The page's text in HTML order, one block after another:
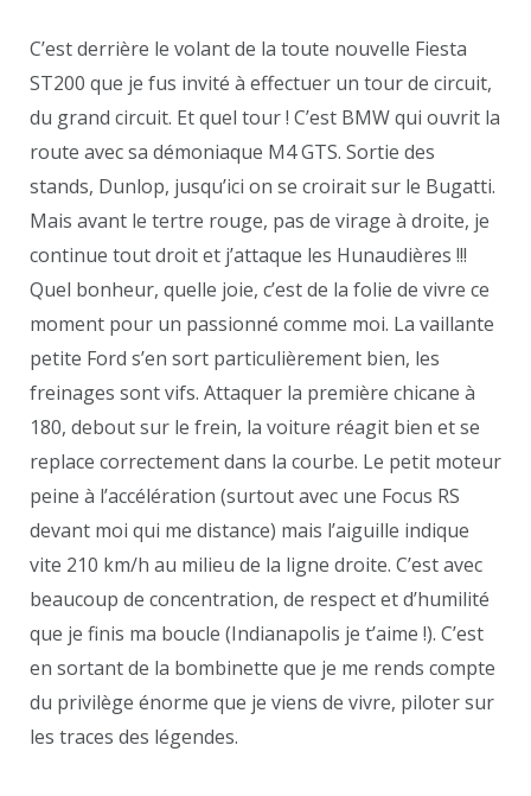
C’est derrière le volant de la toute nouvelle Fiesta
ST200 que je fus invité à effectuer un tour de circuit,
du grand circuit. Et quel tour ! C’est BMW qui ouvrit la
route avec sa démoniaque M4 GTS. Sortie des
stands, Dunlop, jusqu’ici on se croirait sur le Bugatti.
Mais avant le tertre rouge, pas de virage à droite, je
continue tout droit et j’attaque les Hunaudières !!!
Quel bonheur, quelle joie, c’est de la folie de vivre ce
moment pour un passionné comme moi. La vaillante
petite Ford s’en sort particulièrement bien, les
freinages sont vifs. Attaquer la première chicane à
180, debout sur le frein, la voiture réagit bien et se
replace correctement dans la courbe. Le petit moteur
peine à l’accélération (surtout avec une Focus RS
devant moi qui me distance) mais l’aiguille indique
vite 210 km/h au milieu de la ligne droite. C’est avec
beaucoup de concentration, de respect et d’humilité
que je finis ma boucle (Indianapolis je t’aime !). C’est
en sortant de la bombinette que je me rends compte
du privilège énorme que je viens de vivre, piloter sur
les traces des légendes.